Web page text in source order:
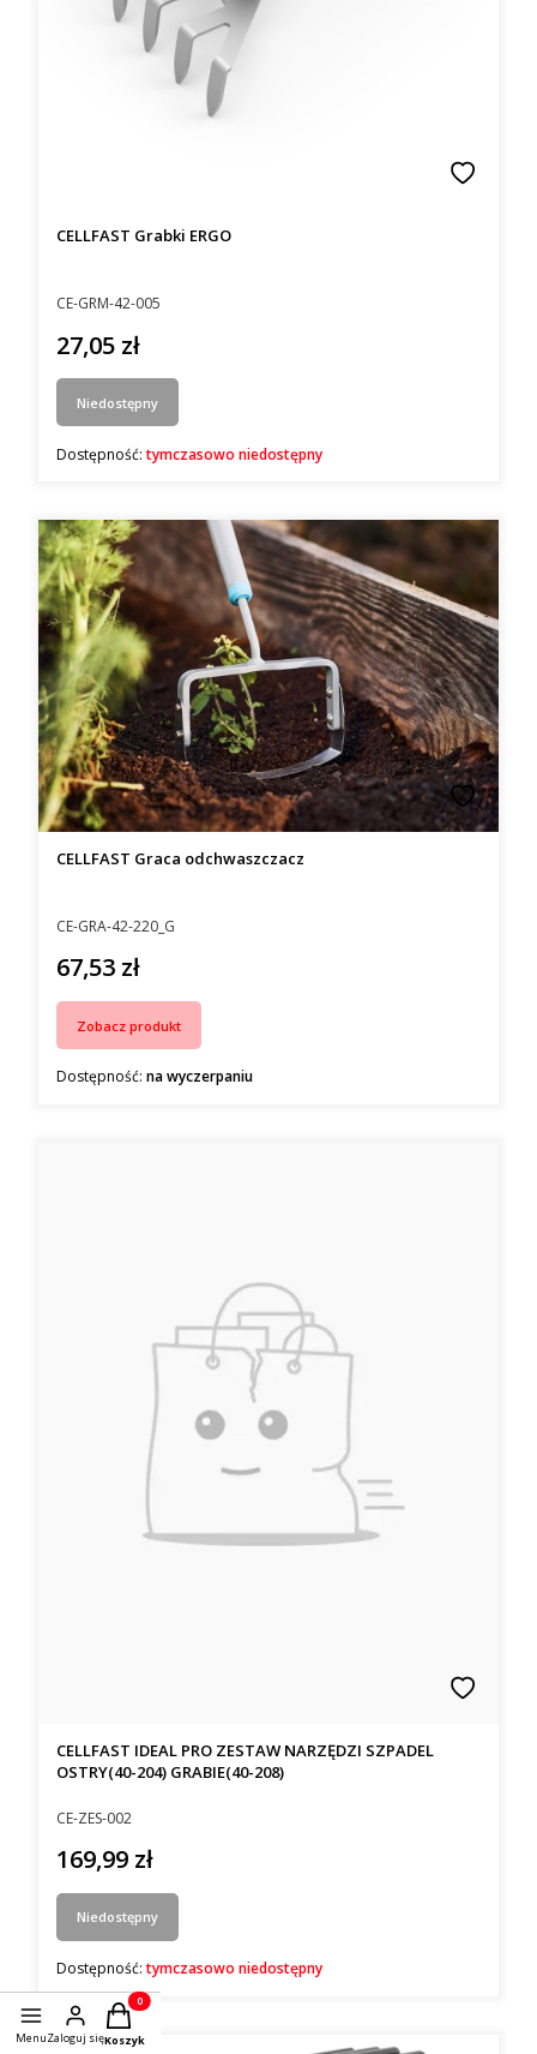
Kod producenta
CE-GRM-42-005
CELLFAST Grabki ERGO
Cena
27,05 zł
Niedostępny
Dostępność:tymczasowo niedostępny
Kod producenta
CE-GRA-42-220_G
CELLFAST Graca odchwaszczacz
Cena
67,53 zł
Zobacz produkt
Dostępność: na wyczerpaniu
Kod producenta
CE-ZES-002
CELLFAST IDEAL PRO ZESTAW NARZĘDZI SZPADEL
OSTRY(40-204) GRABIE(40-208)
Cena
169,99 zł
Niedostępny
Dostępność:tymczasowo niedostępny
MenuZaloguj się
Produkty w koszyku: 0. Zobacz szczegóły
Koszyk